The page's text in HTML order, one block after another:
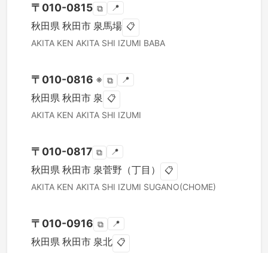
〒 010-0815 ⧉ 📍
秋田県 秋田市 泉馬場 📋
AKITA KEN AKITA SHI IZUMI BABA
〒 010-0816 ※ ⧉ 📍
秋田県 秋田市 泉 📋
AKITA KEN AKITA SHI IZUMI
〒 010-0817 ⧉ 📍
秋田県 秋田市 泉菅野（丁目） 📋
AKITA KEN AKITA SHI IZUMI SUGANO(CHOME)
〒 010-0916 ⧉ 📍
秋田県 秋田市 泉北 📋